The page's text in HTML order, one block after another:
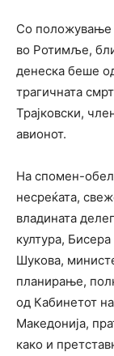
Со положување
во Ротимље,
денеска беше
трагичната
Трајковски,
авионот.
На спомен-
несреќата,
владината
култура,
Шукова,
планирање,
од Кабинетот
Македонија,
како и